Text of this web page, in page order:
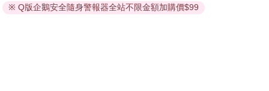
依據「消費者保護法」第19條及行政院消費者保護處公告之
※ Q版企鵝安全隨身警報器全站不限金額加購價$99